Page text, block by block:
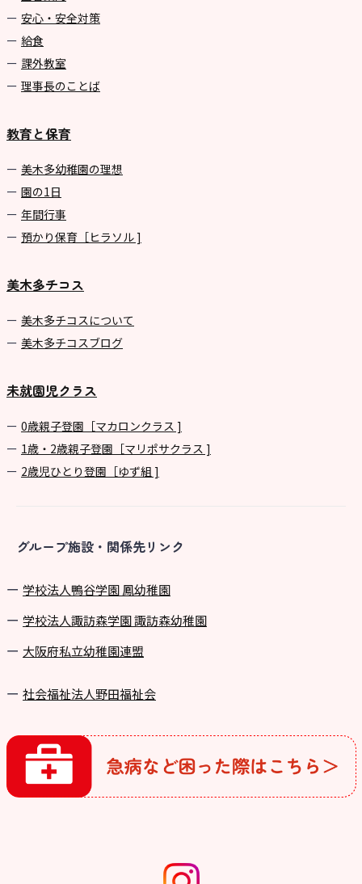
安心・安全対策
給食
課外教室
理事長のことば
教育と保育
美⽊多幼稚園の理想
園の1⽇
年間⾏事
預かり保育［ヒラソル ]
美木多チコス
美⽊多チコスについて
美⽊多チコスブログ
未就園児クラス
0歳親子登園［マカロンクラス ]
1歳・2歳親子登園［マリポサクラス ]
2歳児ひとり登園［ゆず組 ]
グループ施設・関係先リンク
学校法⼈鴨⾕学園 鳳幼稚園
学校法⼈諏訪森学園 諏訪森幼稚園
⼤阪府私⽴幼稚園連盟
社会福祉法人野田福祉会